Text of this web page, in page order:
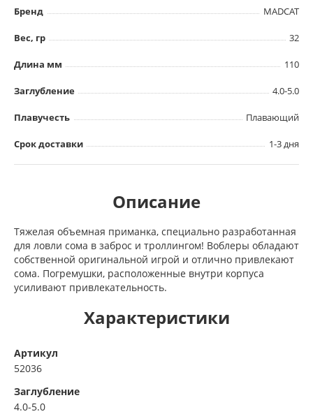
Бренд MADCAT
Вес, гр 32
Длина мм 110
Заглубление 4.0-5.0
Плавучесть Плавающий
Срок доставки 1-3 дня
Описание
Тяжелая объемная приманка, специально разработанная
для ловли сома в заброс и троллингом! Воблеры обладают
собственной оригинальной игрой и отлично привлекают
сома. Погремушки, расположенные внутри корпуса
усиливают привлекательность.
Характеристики
Артикул
52036
Заглубление
4.0-5.0